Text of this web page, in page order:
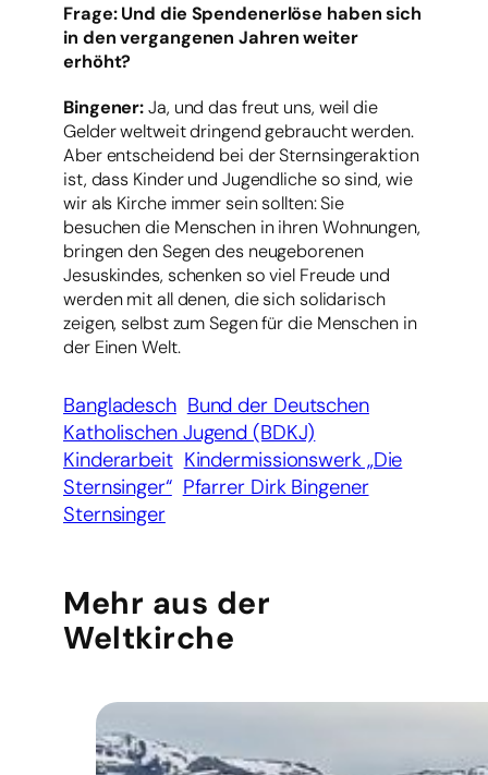
Frage: Und die Spendenerlöse haben sich
in den vergangenen Jahren weiter
erhöht?
Bingener:Ja, und das freut uns, weil die
Gelder weltweit dringend gebraucht werden.
Aber entscheidend bei der Sternsingeraktion
ist, dass Kinder und Jugendliche so sind, wie
wir als Kirche immer sein sollten: Sie
besuchen die Menschen in ihren Wohnungen,
bringen den Segen des neugeborenen
Jesuskindes, schenken so viel Freude und
werden mit all denen, die sich solidarisch
zeigen, selbst zum Segen für die Menschen in
der Einen Welt.
Bangladesch Bund der Deutschen
Katholischen Jugend (BDKJ)
Kinderarbeit Kindermissionswerk „Die
Sternsinger“ Pfarrer Dirk Bingener
Sternsinger
Mehr aus der
Weltkirche